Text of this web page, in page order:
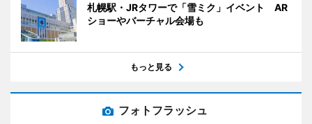
札幌駅・JRタワーで「雪ミク」イベント AR
ショーやバーチャル会場も
もっと見る
フォトフラッシュ